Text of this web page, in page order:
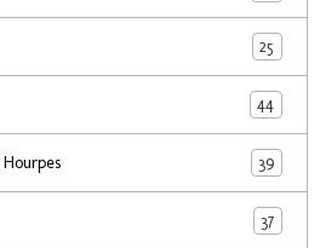
25
44
39
37